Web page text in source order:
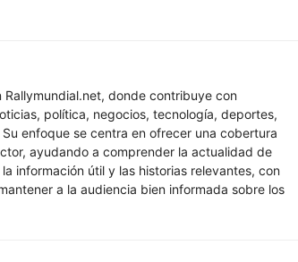
donde contribuye con
política, negocios, tecnología, deportes,
enfoque se centra en ofrecer una cobertura
ayudando a comprender la actualidad de
información útil y las historias relevantes, con
a la audiencia bien informada sobre los